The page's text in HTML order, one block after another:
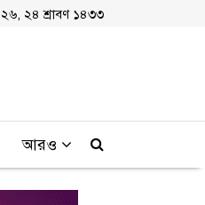
২৪ শ্রাবণ ১৪৩৩
আরও